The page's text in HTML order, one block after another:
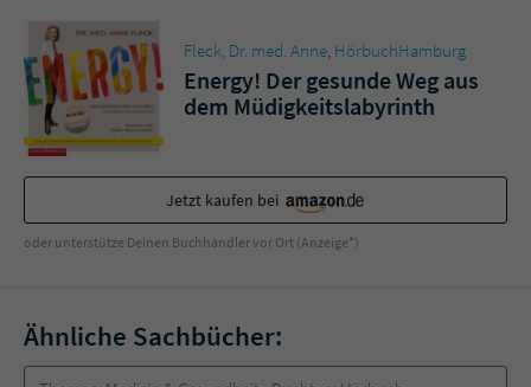
Fleck, Dr. med. Anne HörbuchHamburg
Energy! Der gesunde Weg aus
dem Müdigkeitslabyrinth
Jetzt kaufen bei
oder unterstütze Deinen Buchhändler vor Ort (Anzeige*)
Ähnliche Sachbücher: